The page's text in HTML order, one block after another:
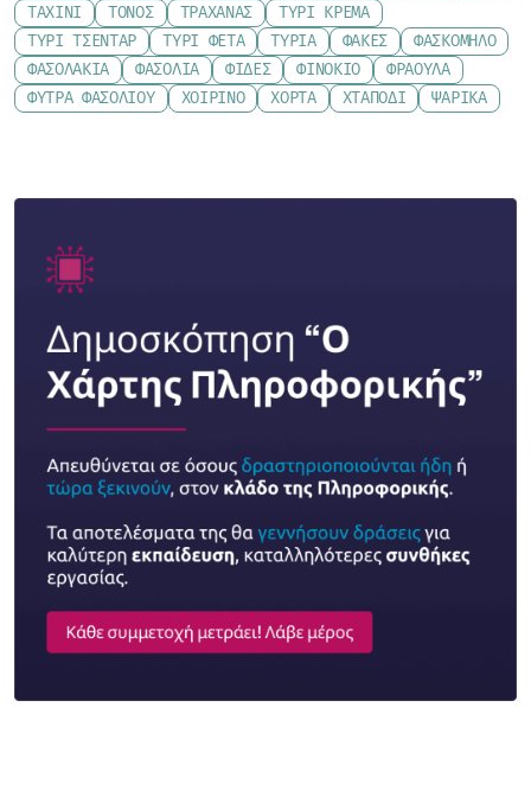
ΤΑΧΊΝΙ
ΤΌΝΟΣ ΤΡΑΧΑΝΆΣ
ΤΥΡΊ ΚΡΈΜΑ
ΤΥΡΊ ΤΣΈΝΤΑΡ
ΤΥΡΊ ΦΈΤΑ ΤΥΡΙΆ ΦΑΚΈΣ
ΦΑΣΚΌΜΗΛΟ
ΦΑΣΟΛΆΚΙΑ
ΦΑΣΌΛΙΑ ΦΙΔΈΣ ΦΙΝΌΚΙΟ
ΦΡΆΟΥΛΑ
ΦΎΤΡΑ ΦΑΣΟΛΙΟΎ
ΧΟΙΡΙΝΌ ΧΌΡΤΑ ΧΤΑΠΌΔΙ ΨΑΡΙΚΆ